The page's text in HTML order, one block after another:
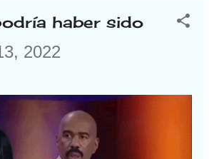
haber sido
2022